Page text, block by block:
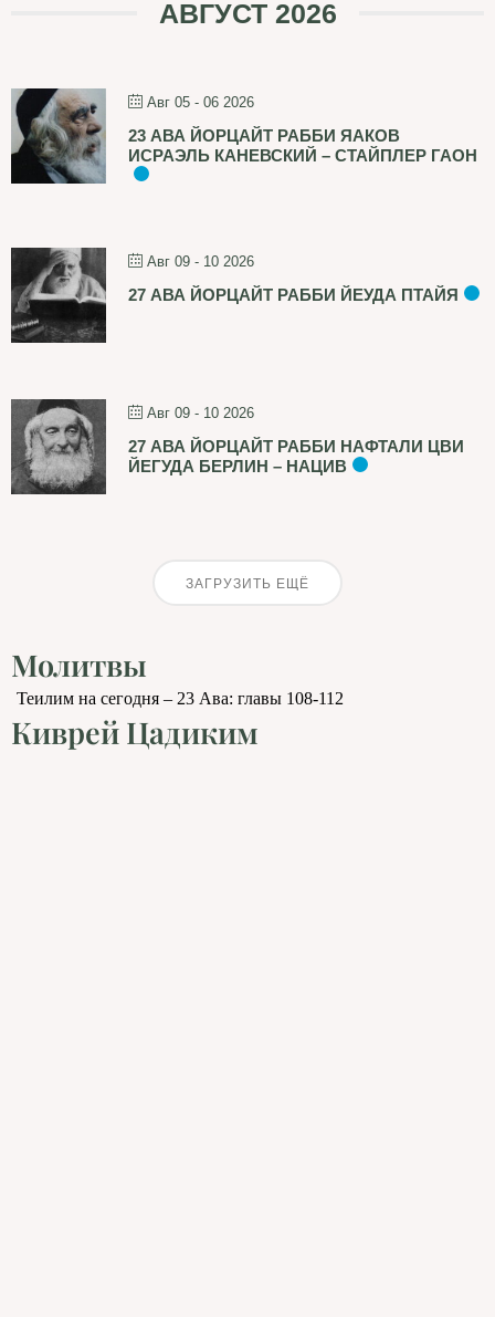
АВГУСТ 2026
Авг 05 - 06 2026
23 АВА ЙОРЦАЙТ РАББИ ЯАКОВ
ИСРАЭЛЬ КАНЕВСКИЙ – СТАЙПЛЕР ГАОН
Авг 09 - 10 2026
27 АВА ЙОРЦАЙТ РАББИ ЙЕУДА ПТАЙЯ
Авг 09 - 10 2026
27 АВА ЙОРЦАЙТ РАББИ НАФТАЛИ ЦВИ
ЙЕГУДА БЕРЛИН – НАЦИВ
ЗАГРУЗИТЬ ЕЩЁ
Молитвы
Теилим на сегодня – 23 Ава: главы 108-112
Киврей Цадиким